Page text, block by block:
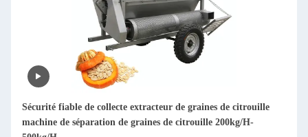
Machine à déchiqueter le bois à branche mobile 850 kg